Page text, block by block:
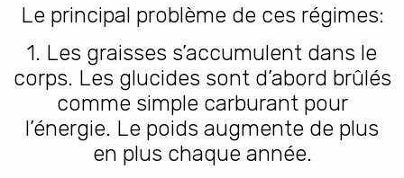
Le principal problème de ces régimes:
1. Les graisses s’accumulent dans le
corps. Les glucides sont d’abord brûlés
comme simple carburant pour
l’énergie. Le poids augmente de plus
en plus chaque année.